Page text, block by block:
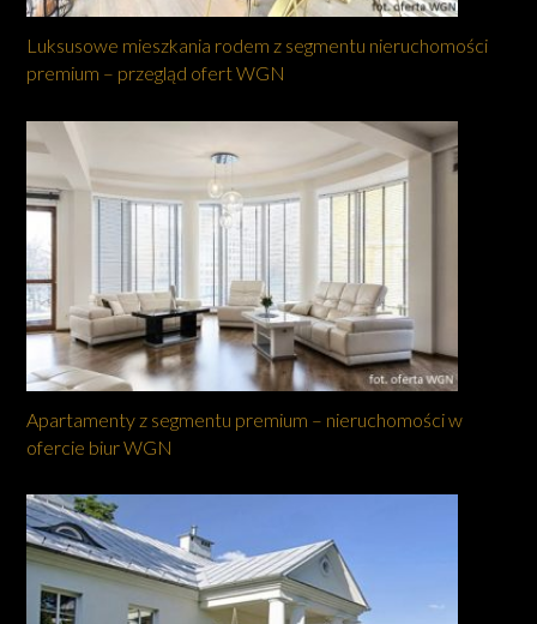
Luksusowe mieszkania rodem z segmentu nieruchomości
premium – przegląd ofert WGN
Apartamenty z segmentu premium – nieruchomości w
ofercie biur WGN